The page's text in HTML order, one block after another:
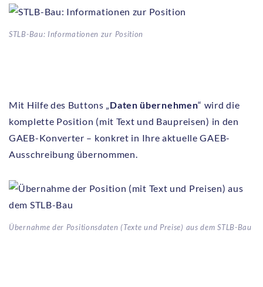
STLB-Bau: Informationen zur Position
Mit Hilfe des Buttons „ Daten übernehmen“ wird die
komplette Position (mit Text und Baupreisen) in den
GAEB-Konverter – konkret in Ihre aktuelle GAEB-
Ausschreibung übernommen.
Übernahme der Positionsdaten (Texte und Preise) aus dem STLB-Bau